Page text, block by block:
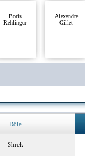
Boris
Rehlinger
Alexandre
Gillet
Rôle
Shrek